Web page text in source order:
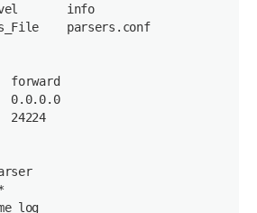
info
parsers.conf
forward
0.0.0.0
24224
log